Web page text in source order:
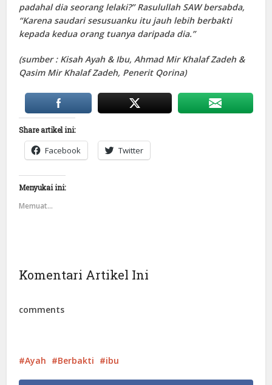
padahal dia seorang lelaki?” Rasulullah SAW bersabda,
“Karena saudari sesusuanku itu jauh lebih berbakti
kepada kedua orang tuanya daripada dia.”
(sumber : Kisah Ayah & Ibu, Ahmad Mir Khalaf Zadeh &
Qasim Mir Khalaf Zadeh, Penerit Qorina)
Share artikel ini:
Facebook Twitter
Menyukai ini:
Memuat...
Komentari Artikel Ini
comments
Ayah Berbakti ibu